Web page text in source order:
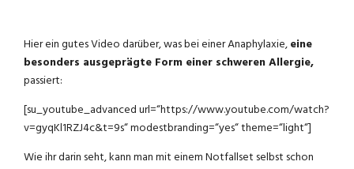
Hier ein gutes Video darüber, was bei einer Anaphylaxie,eine
besonders ausgeprägte Form einer schweren Allergie,
passiert:
[su_youtube_advanced url=“https://www.youtube.com/watch?
v=gyqKl1RZJ4c&t=9s“ modestbranding=“yes“ theme=“light“]
Wie ihr darin seht, kann man mit einem Notfallset selbst schon